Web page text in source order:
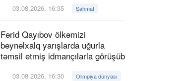
03.08.2026, 16:35 Şahmat
Fərid Qayıbov ölkəmizi
beynəlxalq yarışlarda uğurla
təmsil etmiş idmançılarla görüşüb
03.08.2026, 16:30 Olimpiya dünyası